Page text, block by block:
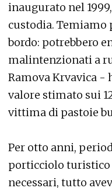
inaugurato nel
custodia. Temiamo
bordo: potrebbero
malintenzionati a
Ramova Krvavica -
valore stimato sui
vittima di pastoie
Per otto anni,
porticciolo
necessari, tutto